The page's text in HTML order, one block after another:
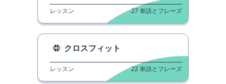
レッスン 27 単語とフレーズ
クロスフィット
レッスン 22単語とフレーズ